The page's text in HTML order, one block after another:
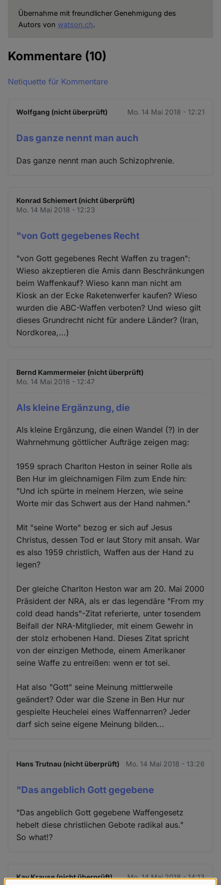
Übernahme mit freundlicher Genehmigung des
Autors von watson.ch.
Kommentare (10)
Netiquette für Kommentare
Wolfgang (nicht überprüft) Mo. 14 Mai 2018 - 12:21
Das ganze nennt man auch
Das ganze nennt man auch Schizophrenie.
Konrad Schiemert (nicht überprüft)
Mo. 14 Mai 2018 - 12:23
"von Gott gegebenes Recht
"von Gott gegebenes Recht Waffen zu tragen":
Wieso akzeptieren die Amis dann Beschränkungen
beim Waffenkauf? Wieso kann man nicht am
Kiosk an der Ecke Raketenwerfer kaufen? Wieso
wurden die ABC-Waffen verboten? Und wieso gilt
dieses Grundrecht nicht für andere Länder? (Iran,
Nordkorea,...)
Bernd Kammermeier (nicht überprüft)
Mo. 14 Mai 2018 - 12:47
Als kleine Ergänzung, die
Als kleine Ergänzung, die einen Wandel (?) in der
Wahrnehmung göttlicher Aufträge zeigen mag:
1959 sprach Charlton Heston in seiner Rolle als
Ben Hur im gleichnamigen Film zum Ende hin:
"Und ich spürte in meinem Herzen, wie seine
Worte mir das Schwert aus der Hand nahmen."
Mit "seine Worte" bezog er sich auf Jesus
Christus, dessen Tod er laut Story mit ansah. War
es also 1959 christlich, Waffen aus der Hand zu
legen?
Der gleiche Charlton Heston war am 20. Mai 2000
Präsident der NRA, als er das legendäre "From my
cold dead hands"-Zitat referierte, unter tosendem
Beifall der NRA-Mitglieder, mit einem Gewehr in
der stolz erhobenen Hand. Dieses Zitat spricht
von der einzigen Methode, einem Amerikaner
seine Waffe zu entreißen: wenn er tot sei.
Hat also "Gott" seine Meinung mittlerweile
geändert? Oder war die Szene in Ben Hur nur
gespielte Heuchelei eines Waffennarren? Jeder
darf sich seine eigene Meinung bilden...
Hans Trutnau (nicht überprüft) Mo. 14 Mai 2018 - 13:26
"Das angeblich Gott gegebene
"Das angeblich Gott gegebene Waffengesetz
hebelt diese christlichen Gebote radikal aus."
So what!?
Kay Krause (nicht überprüft) Mo. 14 Mai 2018 - 14:13